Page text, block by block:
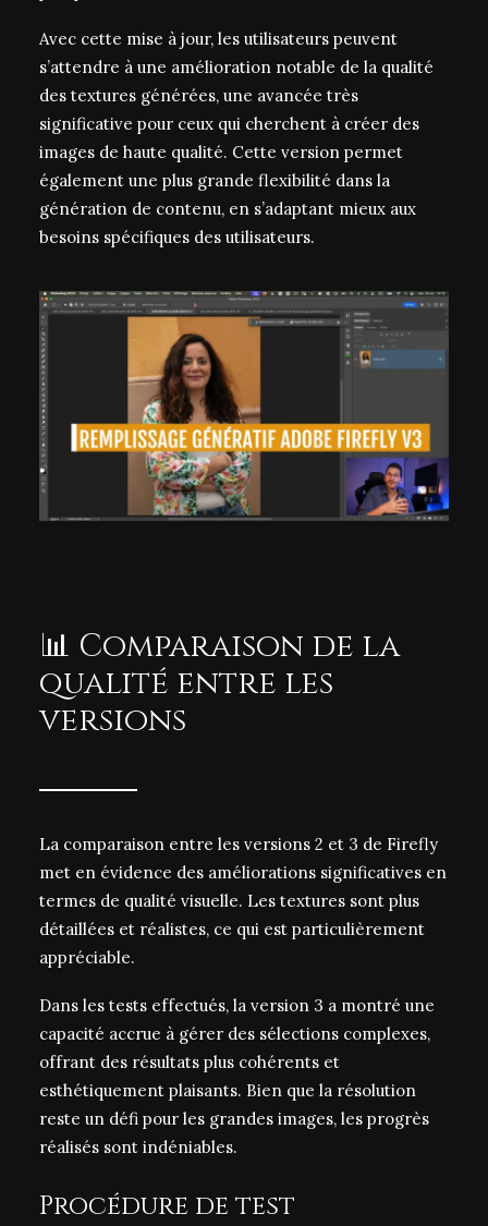
Avec cette mise à jour, les utilisateurs peuvent
s’attendre à une amélioration notable de la qualité
des textures générées, une avancée très
significative pour ceux qui cherchent à créer des
images de haute qualité. Cette version permet
également une plus grande flexibilité dans la
génération de contenu, en s’adaptant mieux aux
besoins spécifiques des utilisateurs.
📊 Comparaison de la
qualité entre les
versions
La comparaison entre les versions 2 et 3 de Firefly
met en évidence des améliorations significatives en
termes de qualité visuelle. Les textures sont plus
détaillées et réalistes, ce qui est particulièrement
appréciable.
Dans les tests effectués, la version 3 a montré une
capacité accrue à gérer des sélections complexes,
offrant des résultats plus cohérents et
esthétiquement plaisants. Bien que la résolution
reste un défi pour les grandes images, les progrès
réalisés sont indéniables.
Procédure de test